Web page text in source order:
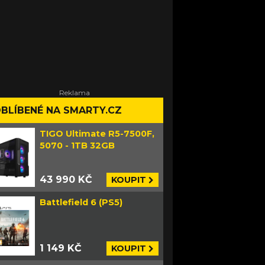
NA SMARTY.CZ
TIGO Ultimate R5-7500F,
5070 - 1TB 32GB
43 990 KČ KOUPIT
Battlefield 6 (PS5)
1 149 KČ KOUPIT